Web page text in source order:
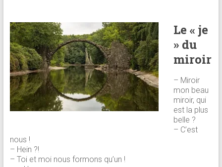
Le « je
» du
miroir
– Miroir
mon beau
miroir, qui
est la plus
belle ?
– C’est
nous !
– Hein ?!
– Toi et moi nous formons qu’un !